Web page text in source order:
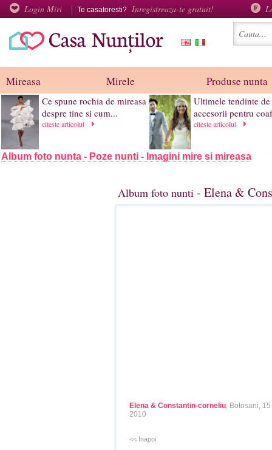
Login Miri Te casatoresti? Inregistreaza-te gratuit!
Mireasa Mirele Produse nunta
Ce spune rochia de mireasa
despre tine si cum...
citeste articolul
Ultimele tendinte de
accesorii pentru
citeste articolul
Album foto nunta - Poze nunti - Imagini mire si mireasa
Album foto nunti - Elena &
Elena & Constantin-corneliu, Botosani,
2010
<< Inapoi